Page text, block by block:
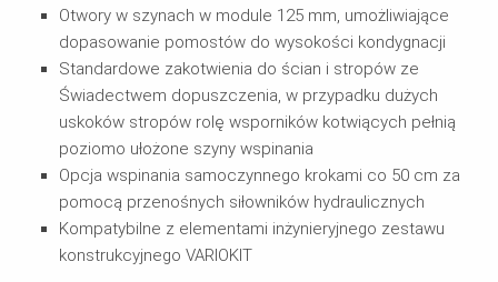
Otwory w szynach w module 125 mm, umożliwiające
dopasowanie pomostów do wysokości kondygnacji
Standardowe zakotwienia do ścian i stropów ze
Świadectwem dopuszczenia, w przypadku dużych
uskoków stropów rolę wsporników kotwiących pełnią
poziomo ułożone szyny wspinania
Opcja wspinania samoczynnego krokami co 50 cm za
pomocą przenośnych siłowników hydraulicznych
Kompatybilne z elementami inżynieryjnego zestawu
konstrukcyjnego VARIOKIT